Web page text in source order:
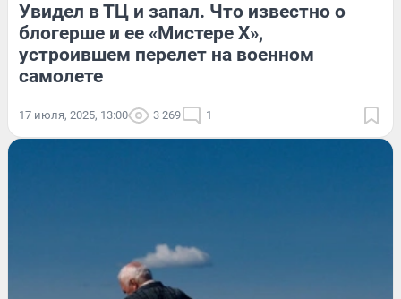
Увидел в ТЦ и запал. Что известно о
блогерше и ее «Мистере Х»,
устроившем перелет на военном
самолете
17 июля, 2025, 13:00 3 269 1